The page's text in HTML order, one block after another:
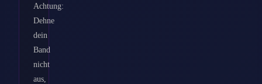
Achtung:
Dehne
dein
Band
nicht
aus,